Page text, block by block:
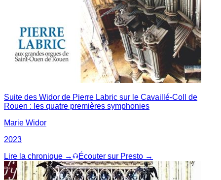
Suite des Widor de Pierre Labric sur le Cavaillé-Coll de
Rouen : les quatre premières symphonies
Marie Widor
2023
Lire la chronique →
Écouter sur Presto →